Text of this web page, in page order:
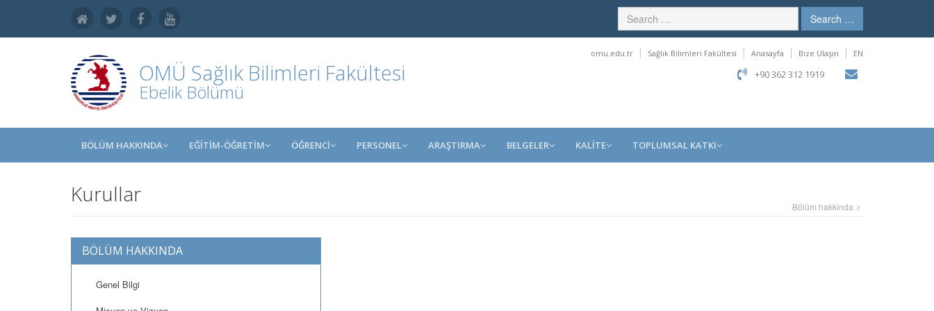
Search …
OMÜ Sağlık Bilimleri Fakültesi
Ebelik Bölümü
omu.edu.tr Sağlık Bilimleri Fakültesi Anasayfa Bize Ulaşın EN
+90 362 312 1919
BÖLÜM HAKKINDA EĞİTİM-ÖĞRETİM ÖĞRENCİ PERSONEL ARAŞTIRMA BELGELER KALİTE TOPLUMSAL KATKI
Kurullar Bölüm hakkinda
BÖLÜM HAKKINDA
Genel Bilgi